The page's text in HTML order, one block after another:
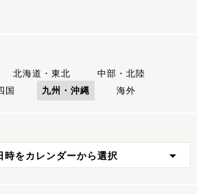
北海道・東北
中部・北陸
国 九州・沖縄 海外
時をカレンダーから選択